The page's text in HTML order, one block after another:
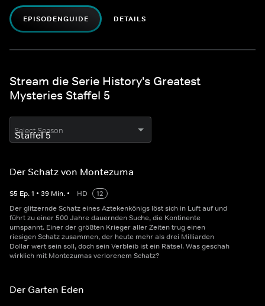
EPISODENGUIDE DETAILS
Stream die Serie History's Greatest
Mysteries Staffel 5
Select Season
Der Schatz von Montezuma
S5 Ep.1 • 39 Min. • HD
12
Der glitzernde Schatz eines Aztekenkönigs löst sich in Luft auf und
führt zu einer 500 Jahre dauernden Suche, die Kontinente
umspannt. Einer der größten Krieger aller Zeiten trug einen
riesigen Schatz zusammen, der heute mehr als drei Milliarden
Dollar wert sein soll, doch sein Verbleib ist ein Rätsel. Was geschah
wirklich mit Montezumas verlorenem Schatz?
Der Garten Eden